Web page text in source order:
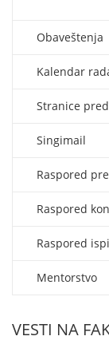
Obaveštenja
Kalendar
Stranice
Singimail
Raspored
Raspored
Raspored
Mentorstvo
VESTI NA